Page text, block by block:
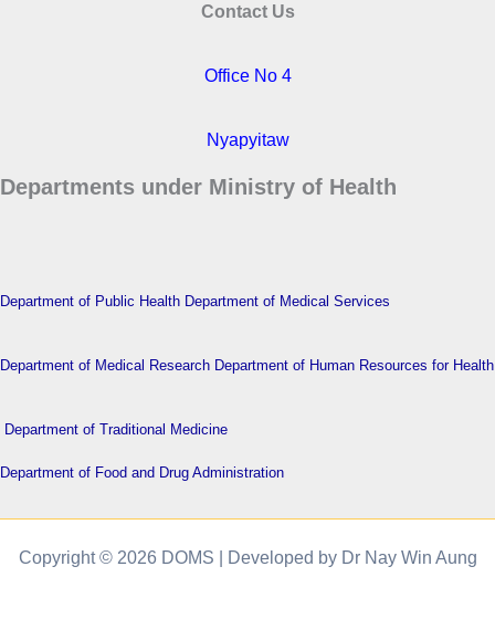
Contact Us
Office No 4
Nyapyitaw
Departments under Ministry of Health
Department of Public Health Department of Medical Services
Department of Medical Research Department of Human Resources for Health
Department of Traditional Medicine
Department of Food and Drug Administration
Copyright © 2026 DOMS | Developed by Dr Nay Win Aung